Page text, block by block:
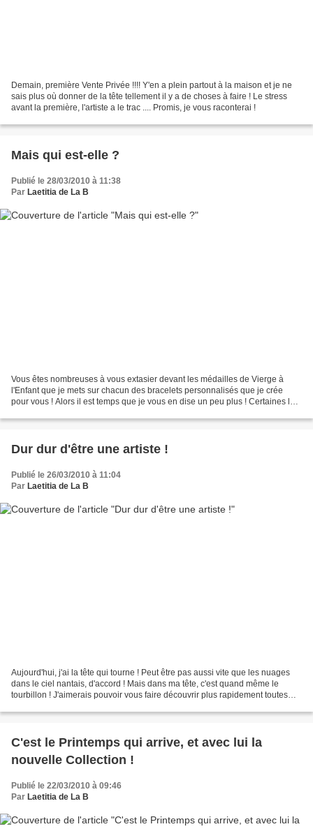
Demain, première Vente Privée !!!! Y'en a plein partout à la maison et je ne
sais plus où donner de la tête tellement il y a de choses à faire ! Le stress
avant la première, l'artiste a le trac .... Promis, je vous raconterai !
Mais qui est-elle ?
Publié le 28/03/2010 à 11:38
Par Laetitia de La B
Vous êtes nombreuses à vous extasier devant les médailles de Vierge à
l'Enfant que je mets sur chacun des bracelets personnalisés que je crée
pour vous ! Alors il est temps que je vous en dise un peu plus ! Certaines lui
Dur dur d'être une artiste !
Publié le 26/03/2010 à 11:04
Par Laetitia de La B
Aujourd'hui, j'ai la tête qui tourne ! Peut être pas aussi vite que les nuages
dans le ciel nantais, d'accord ! Mais dans ma tête, c'est quand même le
tourbillon ! J'aimerais pouvoir vous faire découvrir plus rapidement toutes
C'est le Printemps qui arrive, et avec lui la
nouvelle Collection !
Publié le 22/03/2010 à 09:46
Par Laetitia de La B